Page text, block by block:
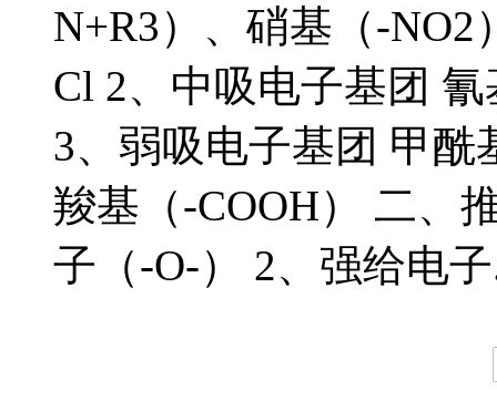
N+R3）、硝基（-
Cl 2、中吸电子基团
3、弱吸电子基团 甲酰
羧基（-COOH） 二、
子（-O-） 2、强给电